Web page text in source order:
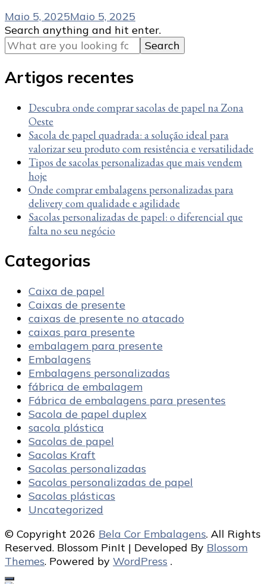
Maio 5, 2025Maio 5, 2025
Looking
for
Something?
Search anything and hit enter.
Artigos recentes
Descubra onde comprar sacolas de papel na Zona
Oeste
Sacola de papel quadrada: a solução ideal para
valorizar seu produto com resistência e versatilidade
Tipos de sacolas personalizadas que mais vendem
hoje
Onde comprar embalagens personalizadas para
delivery com qualidade e agilidade
Sacolas personalizadas de papel: o diferencial que
falta no seu negócio
Categorias
Caixa de papel
Caixas de presente
caixas de presente no atacado
caixas para presente
embalagem para presente
Embalagens
Embalagens personalizadas
fábrica de embalagem
Fábrica de embalagens para presentes
Sacola de papel duplex
sacola plástica
Sacolas de papel
Sacolas Kraft
Sacolas personalizadas
Sacolas personalizadas de papel
Sacolas plásticas
Uncategorized
© Copyright 2026 Bela Cor Embalagens. All Rights
Reserved. Blossom PinIt | Developed By Blossom
Themes. Powered by WordPress .